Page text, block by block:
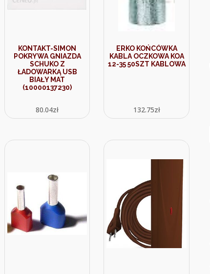
KONTAKT-SIMON
POKRYWA GNIAZDA
SCHUKO Z
ŁADOWARKĄ USB
BIAŁY MAT
(10000137230)
80.04zł
ERKO KOŃCÓWKA
KABLA OCZKOWA KOA
12-35 50SZT KABLOWA
132.75zł